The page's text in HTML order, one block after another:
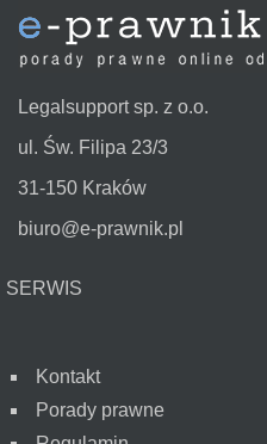
Legalsupport sp. z o.o.
ul. Św. Filipa 23/3
31-150 Kraków
biuro@e-prawnik.pl
SERWIS
Kontakt
Porady prawne